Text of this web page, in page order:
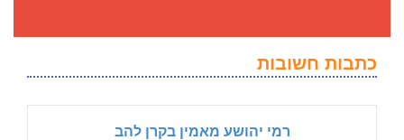
כתבות חשובות
רמי יהושע מאמין בקרן להב